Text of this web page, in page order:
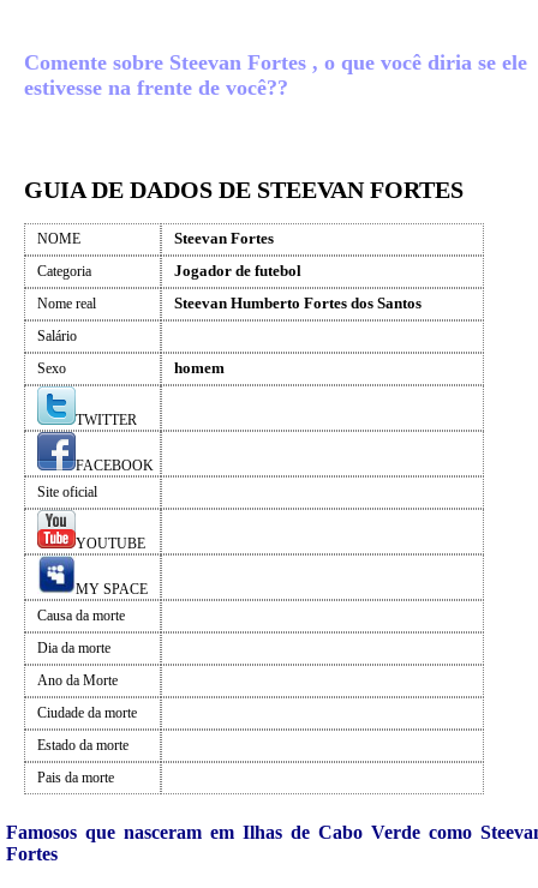
Comente sobre Steevan Fortes , o que você diria se ele
estivesse na frente de você??
GUIA DE DADOS DE STEEVAN FORTES
NOME Steevan Fortes
Categoria Jogador de futebol
Nome real Steevan Humberto Fortes dos Santos
Salário
Sexo
homem
TWITTER
FACEBOOK
Site oficial
YOUTUBE
MY SPACE
Causa da morte
Dia da morte
Ano da Morte
Ciudade da morte
Estado da morte
Pais da morte
Famosos que nasceram em Ilhas de Cabo Verde como
Fortes